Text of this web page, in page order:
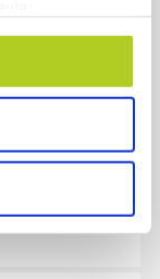
ja miten